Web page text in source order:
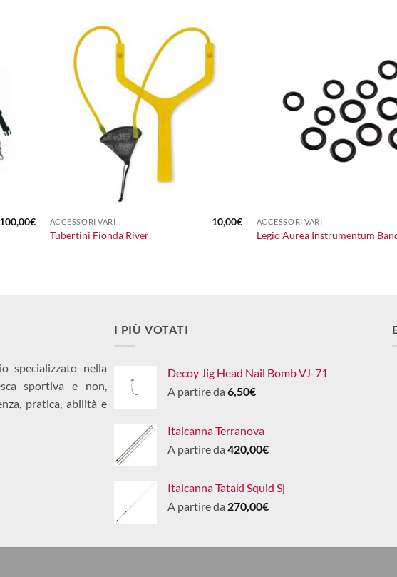
100,00€ ACCESSORI VARI
Tubertini Fionda River
10,00€ ACCESSORI VARI
Legio Aurea Instrumentum
specializzato nella
sportiva e non,
pratica, abilità e
I PIÙ VOTATI
Decoy Jig Head Nail Bomb VJ-71
A partire da 6,50€
Italcanna Terranova
A partire da 420,00€
Italcanna Tataki Squid Sj
A partire da 270,00€